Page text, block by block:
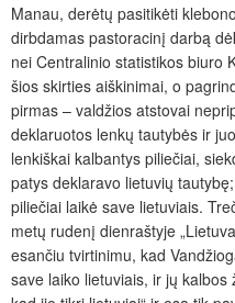
Manau, derėtų pasitikėti
dirbdamas pastoracinį darbą
nei Centralinio statistikos biuro
šios skirties aiškinimai, o
pirmas – valdžios atstovai
deklaruotos lenkų tautybės ir
lenkiškai kalbantys piliečiai,
patys deklaravo lietuvių
piliečiai laikė save lietuviais.
metų rudenį dienraštyje
esančiu tvirtinimu, kad
save laiko lietuviais, ir jų